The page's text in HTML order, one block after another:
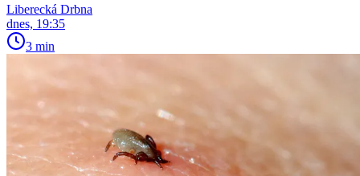
Liberecká Drbna
dnes, 19:35
3 min